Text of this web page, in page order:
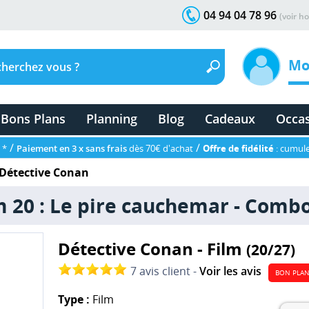
04 94 04 78 96 (voir
Bons Plans Planning Blog Cadeaux
* / Paiement en 3 x sans fraisdès 70€ d'achat / Offre de fidélité :
Conan
: Le pire cauchemar -
Détective Conan - Film(20/27)
7 avis client -Voir les avis BON
Type : Film